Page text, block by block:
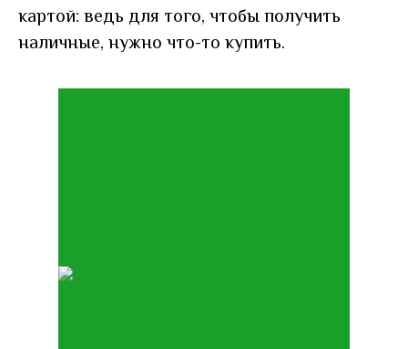
картой: ведь для того, чтобы получить
наличные, нужно что-то купить.